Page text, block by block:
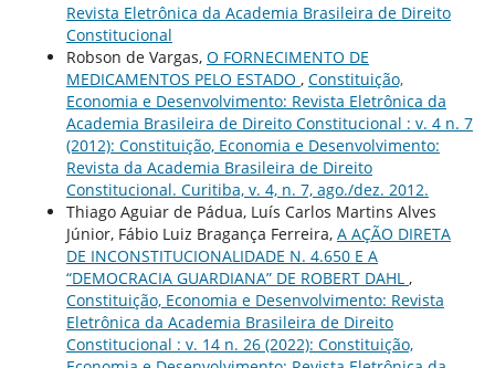
Revista Eletrônica da Academia Brasileira de Direito
Constitucional
Robson de Vargas, O FORNECIMENTO DE
MEDICAMENTOS PELO ESTADO , Constituição,
Economia e Desenvolvimento: Revista Eletrônica da
Academia Brasileira de Direito Constitucional : v. 4 n. 7
(2012): Constituição, Economia e Desenvolvimento:
Revista da Academia Brasileira de Direito
Constitucional. Curitiba, v. 4, n. 7, ago./dez. 2012.
Thiago Aguiar de Pádua, Luís Carlos Martins Alves
Júnior, Fábio Luiz Bragança Ferreira, A AÇÃO DIRETA
DE INCONSTITUCIONALIDADE N. 4.650 E A
“DEMOCRACIA GUARDIANA” DE ROBERT DAHL ,
Constituição, Economia e Desenvolvimento: Revista
Eletrônica da Academia Brasileira de Direito
Constitucional : v. 14 n. 26 (2022): Constituição,